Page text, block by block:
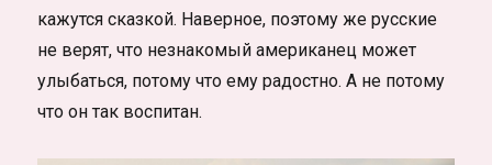
кажутся сказкой. Наверное, поэтому же русские
не верят, что незнакомый американец может
улыбаться, потому что ему радостно. А не потому
что он так воспитан.